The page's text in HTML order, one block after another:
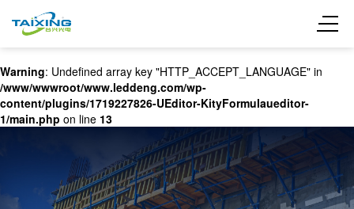
Warning: Undefined array key "HTTP_ACCEPT_LANGUAGE" in
/www/wwwroot/www.leddeng.com/wp-
content/plugins/1719227826-UEditor-KityFormulaueditor-
1/main.php on line 13